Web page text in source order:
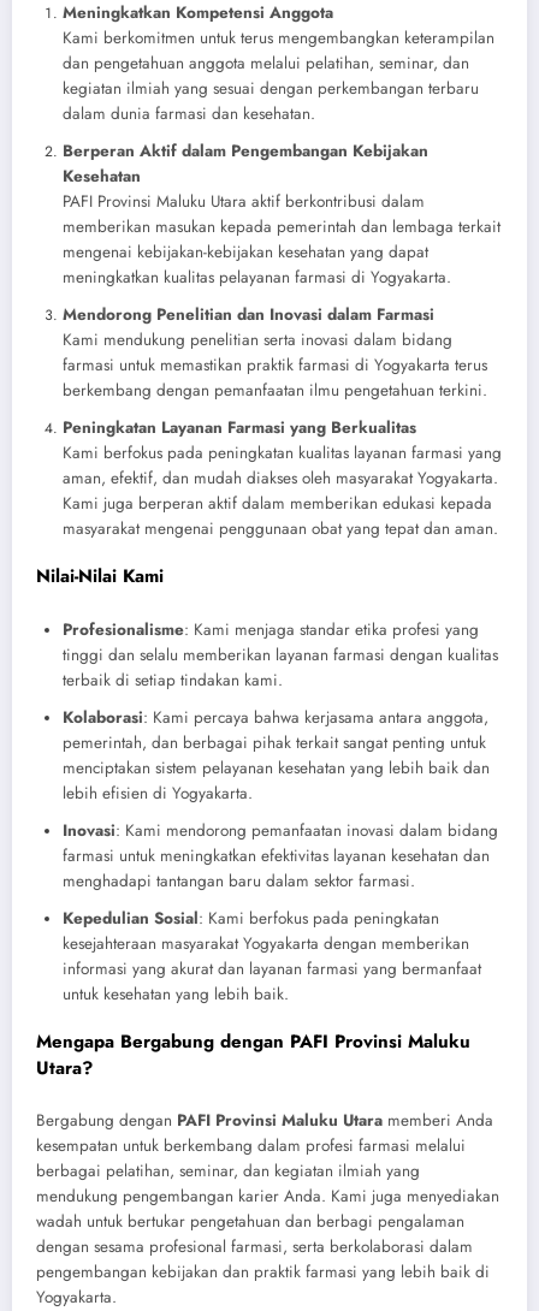
Meningkatkan Kompetensi Anggota
Kami berkomitmen untuk terus mengembangkan keterampilan
dan pengetahuan anggota melalui pelatihan, seminar, dan
kegiatan ilmiah yang sesuai dengan perkembangan terbaru
dalam dunia farmasi dan kesehatan.
Berperan Aktif dalam Pengembangan Kebijakan
Kesehatan
PAFI Provinsi Maluku Utara aktif berkontribusi dalam
memberikan masukan kepada pemerintah dan lembaga terkait
mengenai kebijakan-kebijakan kesehatan yang dapat
meningkatkan kualitas pelayanan farmasi di Yogyakarta.
Mendorong Penelitian dan Inovasi dalam Farmasi
Kami mendukung penelitian serta inovasi dalam bidang
farmasi untuk memastikan praktik farmasi di Yogyakarta terus
berkembang dengan pemanfaatan ilmu pengetahuan terkini.
Peningkatan Layanan Farmasi yang Berkualitas
Kami berfokus pada peningkatan kualitas layanan farmasi yang
aman, efektif, dan mudah diakses oleh masyarakat Yogyakarta.
Kami juga berperan aktif dalam memberikan edukasi kepada
masyarakat mengenai penggunaan obat yang tepat dan aman.
Nilai-Nilai Kami
Profesionalisme: Kami menjaga standar etika profesi yang
tinggi dan selalu memberikan layanan farmasi dengan kualitas
terbaik di setiap tindakan kami.
Kolaborasi: Kami percaya bahwa kerjasama antara anggota,
pemerintah, dan berbagai pihak terkait sangat penting untuk
menciptakan sistem pelayanan kesehatan yang lebih baik dan
lebih efisien di Yogyakarta.
Inovasi: Kami mendorong pemanfaatan inovasi dalam bidang
farmasi untuk meningkatkan efektivitas layanan kesehatan dan
menghadapi tantangan baru dalam sektor farmasi.
Kepedulian Sosial: Kami berfokus pada peningkatan
kesejahteraan masyarakat Yogyakarta dengan memberikan
informasi yang akurat dan layanan farmasi yang bermanfaat
untuk kesehatan yang lebih baik.
Mengapa Bergabung dengan PAFI Provinsi Maluku
Utara?
Bergabung dengan PAFI Provinsi Maluku Utara memberi Anda
kesempatan untuk berkembang dalam profesi farmasi melalui
berbagai pelatihan, seminar, dan kegiatan ilmiah yang
mendukung pengembangan karier Anda. Kami juga menyediakan
wadah untuk bertukar pengetahuan dan berbagi pengalaman
dengan sesama profesional farmasi, serta berkolaborasi dalam
pengembangan kebijakan dan praktik farmasi yang lebih baik di
Yogyakarta.